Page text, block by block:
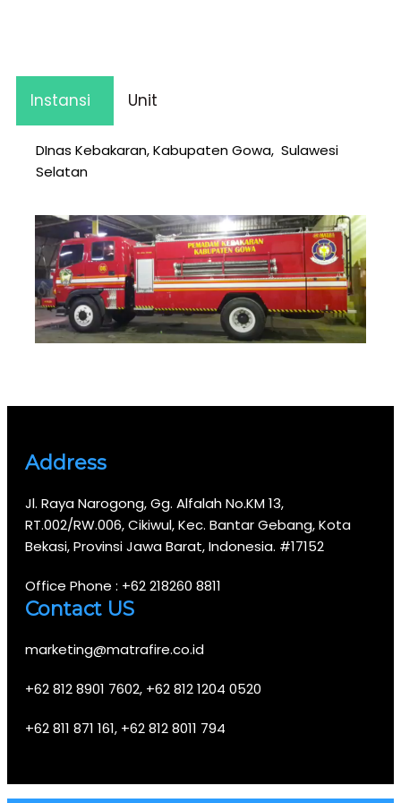
Instansi Unit
DInas Kebakaran, Kabupaten Gowa, Sulawesi
Selatan
Address
Jl. Raya Narogong, Gg. Alfalah No.KM 13,
RT.002/RW.006, Cikiwul, Kec. Bantar Gebang, Kota
Bekasi, Provinsi Jawa Barat, Indonesia. #17152
Office Phone : +62 218260 8811
Contact US
marketing@matrafire.co.id
+62 812 8901 7602, +62 812 1204 0520
+62 811 871 161, +62 812 8011 794